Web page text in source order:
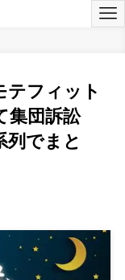
テフィット
集団訴訟
列でまと